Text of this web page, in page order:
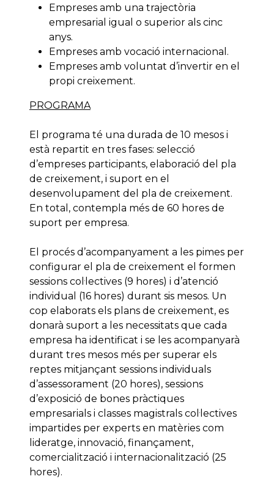
Empreses amb una trajectòria
empresarial igual o superior als cinc
anys.
Empreses amb vocació internacional.
Empreses amb voluntat d’invertir en el
propi creixement.
PROGRAMA
El programa té una durada de 10 mesos i
està repartit en tres fases: selecció
d’empreses participants, elaboració del pla
de creixement, i suport en el
desenvolupament del pla de creixement.
En total, contempla més de 60 hores de
suport per empresa.
El procés d’acompanyament a les pimes per
configurar el pla de creixement el formen
sessions col·lectives (9 hores) i d’atenció
individual (16 hores) durant sis mesos. Un
cop elaborats els plans de creixement, es
donarà suport a les necessitats que cada
empresa ha identificat i se les acompanyarà
durant tres mesos més per superar els
reptes mitjançant sessions individuals
d’assessorament (20 hores), sessions
d’exposició de bones pràctiques
empresarials i classes magistrals col·lectives
impartides per experts en matèries com
lideratge, innovació, finançament,
comercialització i internacionalització (25
hores).